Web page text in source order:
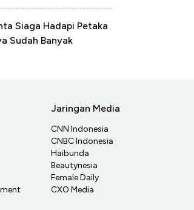
Siaga Hadapi Petaka
Sudah Banyak
Jaringan Media
CNN Indonesia
CNBC Indonesia
Haibunda
Beautynesia
Female Daily
CXO Media